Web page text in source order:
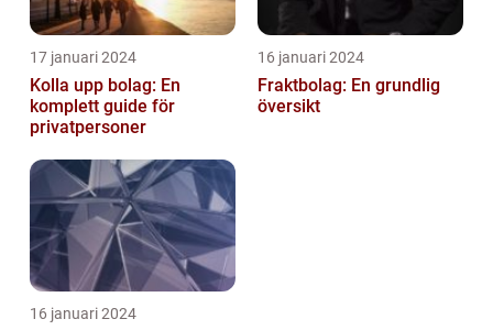
17 januari 2024
Kolla upp bolag: En
komplett guide för
privatpersoner
16 januari 2024
Fraktbolag: En grundlig
översikt
16 januari 2024